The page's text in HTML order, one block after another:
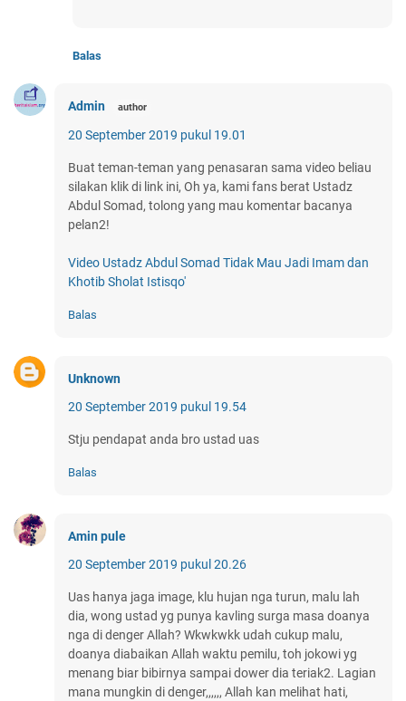
Balas
Admin
20 September 2019 pukul 19.01
Buat teman-teman yang penasaran sama video beliau
silakan klik di link ini, Oh ya, kami fans berat Ustadz
Abdul Somad, tolong yang mau komentar bacanya
pelan2!
Video Ustadz Abdul Somad Tidak Mau Jadi Imam dan
Khotib Sholat Istisqo'
Balas
Unknown
20 September 2019 pukul 19.54
Stju pendapat anda bro ustad uas
Balas
Amin pule
20 September 2019 pukul 20.26
Uas hanya jaga image, klu hujan nga turun, malu lah
dia, wong ustad yg punya kavling surga masa doanya
nga di denger Allah? Wkwkwkk udah cukup malu,
doanya diabaikan Allah waktu pemilu, toh jokowi yg
menang biar bibirnya sampai dower dia teriak2. Lagian
mana mungkin di denger,,,,,, Allah kan melihat hati,